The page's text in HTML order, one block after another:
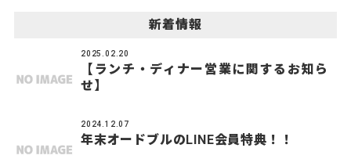
新着情報
2025.02.20
【ランチ・ディナー営業に関するお知ら
せ】
2024.12.07
年末オードブルのLINE会員特典！！